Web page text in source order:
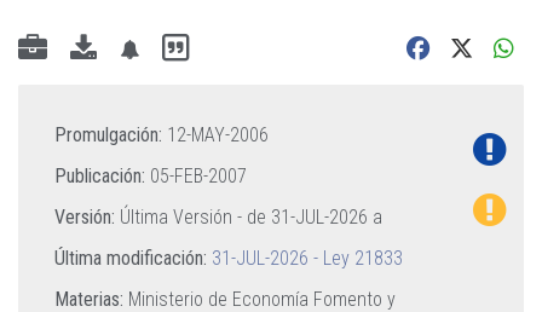
Promulgación: 12-MAY-2006
Publicación: 05-FEB-2007
Versión: Última Versión - de 31-JUL-2026 a
Última modificación: 31-JUL-2026 - Ley 21833
Materias: Ministerio de Economía Fomento y